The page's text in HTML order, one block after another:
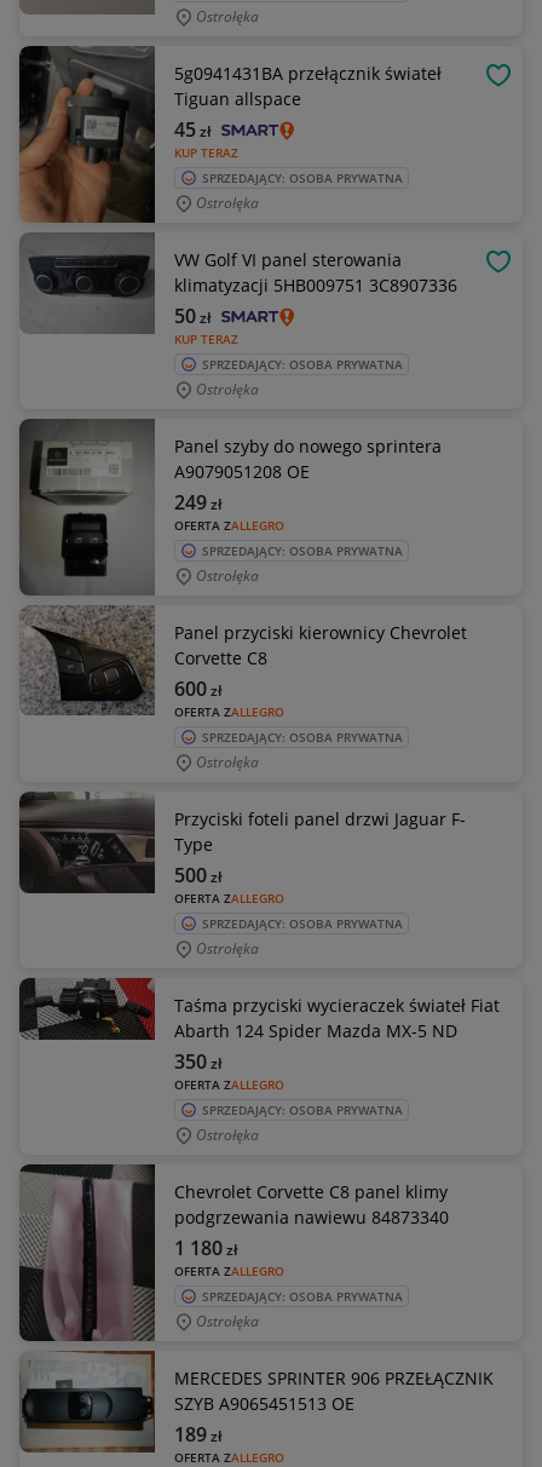
Ostrołęka
5g0941431BA przełącznik świateł
Tiguan allspace
KUP TERAZ
45zł
SPRZEDAJĄCY: OSOBA PRYWATNA
Ostrołęka
VW Golf VI panel sterowania
klimatyzacji 5HB009751 3C8907336
KUP TERAZ
50zł
SPRZEDAJĄCY: OSOBA PRYWATNA
Ostrołęka
Panel szyby do nowego sprintera
A9079051208 OE
OFERTA ZALLEGRO
249zł
SPRZEDAJĄCY: OSOBA PRYWATNA
Ostrołęka
Panel przyciski kierownicy Chevrolet
Corvette C8
OFERTA ZALLEGRO
600zł
SPRZEDAJĄCY: OSOBA PRYWATNA
Ostrołęka
Przyciski foteli panel drzwi Jaguar F-
Type
OFERTA ZALLEGRO
500zł
SPRZEDAJĄCY: OSOBA PRYWATNA
Ostrołęka
Taśma przyciski wycieraczek świateł Fiat
Abarth 124 Spider Mazda MX-5 ND
OFERTA ZALLEGRO
350zł
SPRZEDAJĄCY: OSOBA PRYWATNA
Ostrołęka
Chevrolet Corvette C8 panel klimy
podgrzewania nawiewu 84873340
OFERTA ZALLEGRO
1 180zł
SPRZEDAJĄCY: OSOBA PRYWATNA
Ostrołęka
MERCEDES SPRINTER 906 PRZEŁĄCZNIK
SZYB A9065451513 OE
OFERTA ZALLEGRO
189zł